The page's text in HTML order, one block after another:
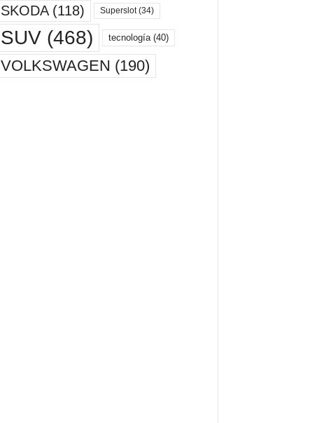
SKODA(118) Superslot(34)
SUV(468) tecnología(40)
VOLKSWAGEN (190)